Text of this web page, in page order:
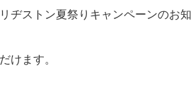
ヂストン夏祭りキャンペーンのお
けます。